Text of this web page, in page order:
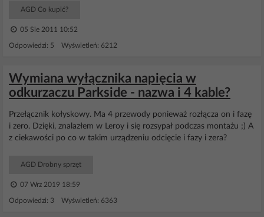
AGD Co kupić?
05 Sie 2011 10:52
Odpowiedzi: 5 Wyświetleń: 6212
Wymiana wyłącznika napięcia w
odkurzaczu Parkside - nazwa i 4 kable?
Przełącznik kołyskowy. Ma 4 przewody ponieważ rozłącza on i fazę
i zero. Dzięki, znalazłem w Leroy i się rozsypał podczas montażu ;) A
z ciekawości po co w takim urządzeniu odcięcie i fazy i zera?
AGD Drobny sprzęt
07 Wrz 2019 18:59
Odpowiedzi: 3 Wyświetleń: 6363